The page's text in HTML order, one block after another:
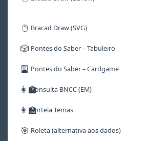
🖱️ Bracad Draw (SVG)
🎲 Pontes do Saber – Tabuleiro
🎴 Pontes do Saber – Cardgame
👩‍🏫Consulta BNCC (EM)
👩‍🏫Sorteia Temas
🎯 Roleta (alternativa aos dados)